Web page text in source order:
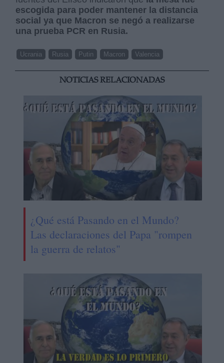
escogida para poder mantener la distancia
social ya que Macron se negó a realizarse
una prueba PCR en Rusia.
Ucrania Rusia Putin Macron Valencia
NOTICIAS RELACIONADAS
¿Qué está Pasando en el Mundo?
Las declaraciones del Papa "rompen
la guerra de relatos"